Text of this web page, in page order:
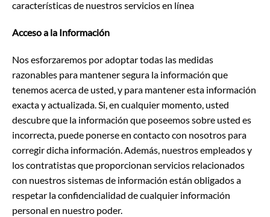
características de nuestros servicios en línea
Acceso a la Información
Nos esforzaremos por adoptar todas las medidas
razonables para mantener segura la información que
tenemos acerca de usted, y para mantener esta información
exacta y actualizada. Si, en cualquier momento, usted
descubre que la información que poseemos sobre usted es
incorrecta, puede ponerse en contacto con nosotros para
corregir dicha información. Además, nuestros empleados y
los contratistas que proporcionan servicios relacionados
con nuestros sistemas de información están obligados a
respetar la confidencialidad de cualquier información
personal en nuestro poder.